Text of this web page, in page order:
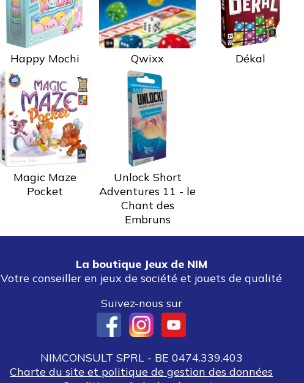
Happy Mochi Qwixx Dékal
Magic Maze
Pocket
Unlock Short
Adventures 11 - le
Chant des
Embruns
La boutique Jeux de NIM
Votre conseiller en jeux de société et jouets de qualité
Suivez-nous sur
NIMCONSULT SPRL - BE 0474.339.403
Charte du site et politique de gestion des données